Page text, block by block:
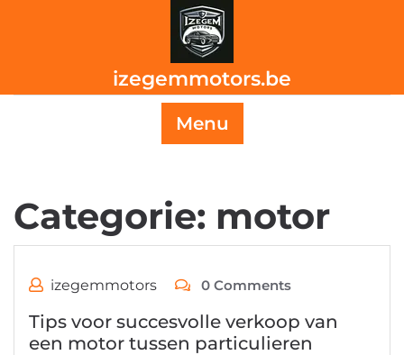
izegemmotors.be
Menu
Categorie: motor
izegemmotors 0 Comments
Tips voor succesvolle verkoop van
een motor tussen particulieren